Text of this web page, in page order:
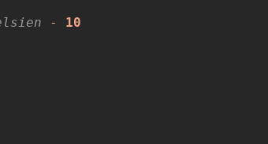
- 10